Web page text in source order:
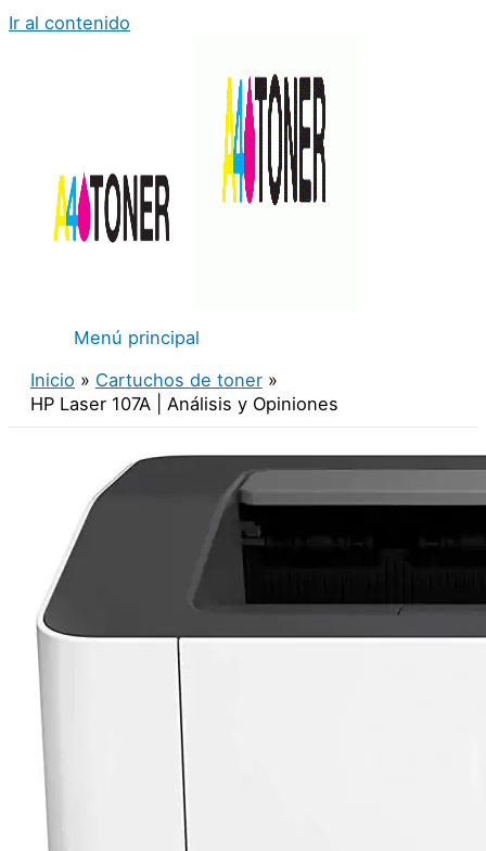
Ir al contenido
Menú principal
Inicio
Cartuchos de toner
HP Laser 107A | Análisis y Opiniones